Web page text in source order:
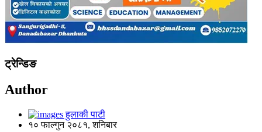
ट्रेन्डिङ
Author
हुलाकी पाटी
१० फाल्गुन २०८१, शनिबार